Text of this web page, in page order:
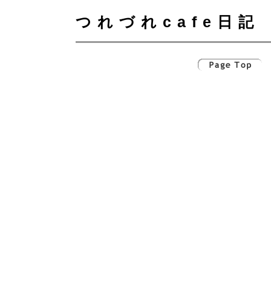
つれづれcafe日記